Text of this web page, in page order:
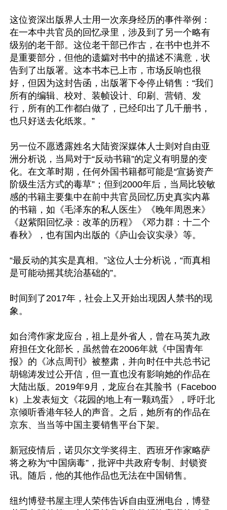
这位资深出版界人士用一次亲身经历的事件举例：
在一本中共官员的回忆录里，涉及到了另一个略有
级别的老干部。这位老干部已作古，在书中也并不
是重要部分，但他的遗孀对书中的描述不满意，状
告到了出版署。这本书本已上市，市场反响也很
好，但因为这封告函，出版署下令停止销售：“我们
所有的编辑、校对、装帧设计、印刷、营销、发
行，所有的工作都白做了，已经印出了几千册书，
也只好送去化纸浆。”
另一位不愿透露姓名大陆资深媒体人士则对自由亚
洲分析说，当局对于“反动书籍”的定义有明显的变
化。在文革时期，任何外国书籍都可能是“宣扬资产
阶级生活方式的毒草”；但到2000年后，当局比较敏
感的书籍主要集中在前中共官员回忆历史真实内幕
的书籍，如《毛泽东的私人医生》《晚年周恩来》
《赵紫阳回忆录：改革的历程》《邓力群：十二个
春秋》，也有国内出版的《庐山会议实录》等。
“最反动的其实是真相。”这位人士分析说，“而真相
是可能动摇其统治基础的”。
时间到了2017年，社会上又开始出现因人禁书的现
象。
如台湾作家龙应台，祖上是外省人，曾在马英九政
府担任文化部长，虽然曾在2006年就《中国青年
报》的《冰点周刊》被整肃，并向时任中共总书记
胡锦涛发过公开信，但一直也没有影响她的作品在
大陆出版。2019年9月，龙应台在其脸书（Faceboo
k）上发表短文《花园的地上有一颗鸡蛋》，呼吁北
京倾听香港年轻人的声音。之后，她所有的作品在
京东、当当等中国主要销售平台下架。
新冠疫情后，诺贝尔文学奖得主、西班牙作家略萨
将之称为“中国病毒”，批评中共政府专制、封锁资
讯。随后，他的其他作品也无法在中国销售。
纽约博登书屋主理人荣伟告诉自由亚洲电台，博登